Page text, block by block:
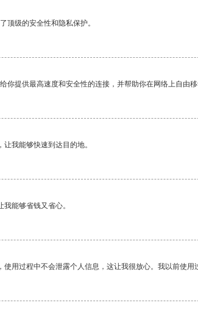
顶级的安全性和隐私保护。
你提供最高速度和安全性的连接，并帮助你在网络上自由移
我能够快速到达目的地。
能够省钱又省心。
用过程中不会泄露个人信息，这让我很放心。我以前使